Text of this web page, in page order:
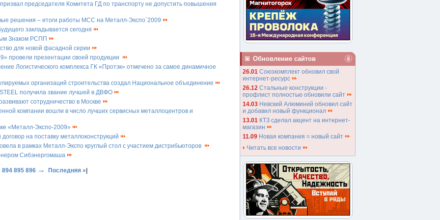
председателя Комитета ГД по транспорту не допустить повышения
решения – итоги работы МСС на Металл-Экспо`2009
закладывается сегодня
Знаком РСПП
для новой фасадной серии
провели презентации своей продукции
Логистического комплекса ГК «Протэк» отмечено за самое динамичное
организаций строительства создал Национальное объединение
получила звание лучшей в ДВФО
сотрудничество в Москве
компании вошли в число лучших сервисных металлоцентров и
«Металл-Экспо-2009»
на поставку металлоконструкций
в рамках Металл-Экспо круглый стол с участием дистрибьюторов
Сибэнергомаша
894 895 896 → Последняя »
Обновление сайтов
26.01 Союзкомплект обновил свой
интернет-ресурс
26.12 Стальные конструкции -
профлист полностью обновили сайт
14.03 Невский Алюминий обновил сайт
и добавил новый функционал
13.01 КТЗ сделал акцент на интернет-
магазин
11.09 Новая компания = новый сайт
Читать все новости